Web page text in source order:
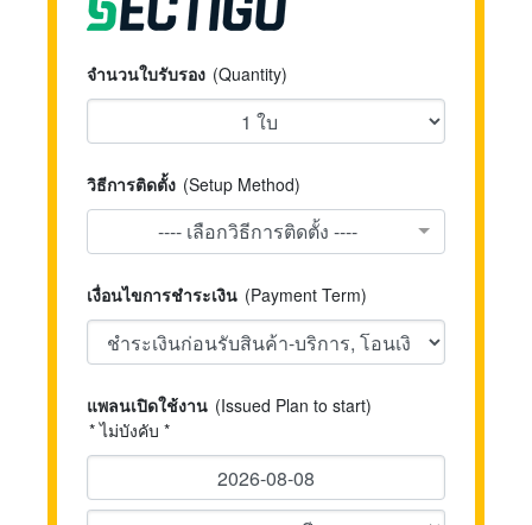
จำนวนใบรับรอง (Quantity)
วิธีการติดตั้ง (Setup Method)
---- เลือกวิธีการติดตั้ง ----
เงื่อนไขการชำระเงิน (Payment Term)
แพลนเปิดใช้งาน (Issued Plan to start)
* ไม่บังคับ *